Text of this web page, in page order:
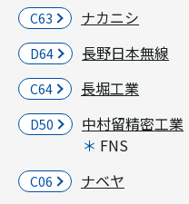
C63 ナカニシ
D64 長野日本無線
C64 長堀工業
D50
中村留精密工業
FNS
C06 ナベヤ